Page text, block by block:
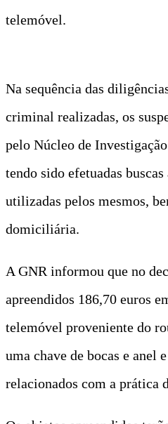
telemóvel.
Na sequência das
criminal realizadas, os
pelo Núcleo de
tendo sido efetuadas
utilizadas pelos mesmos,
domiciliária.
A GNR informou que no
apreendidos 186,70 euros
telemóvel proveniente do
uma chave de bocas e anel
relacionados com a prática